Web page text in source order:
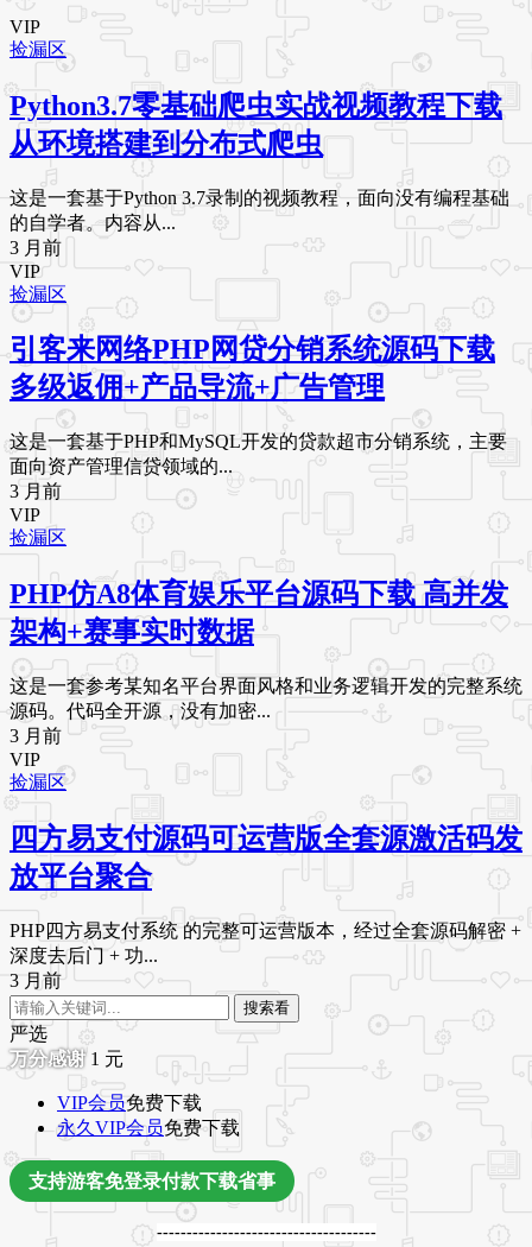
VIP
捡漏区
Python3.7零基础爬虫实战视频教程下载
从环境搭建到分布式爬虫
这是一套基于Python 3.7录制的视频教程，面向没有编程基础
的自学者。内容从...
3 月前
VIP
捡漏区
引客来网络PHP网贷分销系统源码下载
多级返佣+产品导流+广告管理
这是一套基于PHP和MySQL开发的贷款超市分销系统，主要
面向资产管理信贷领域的...
3 月前
VIP
捡漏区
PHP仿A8体育娱乐平台源码下载 高并发
架构+赛事实时数据
这是一套参考某知名平台界面风格和业务逻辑开发的完整系统
源码。代码全开源，没有加密...
3 月前
VIP
捡漏区
四方易支付源码可运营版全套源激活码发
放平台聚合
PHP四方易支付系统 的完整可运营版本，经过全套源码解密 +
深度去后门 + 功...
3 月前
搜索看
严选
1 元
VIP会员免费下载
永久VIP会员免费下载
支持游客免登录付款下载省事
-------------------------------------